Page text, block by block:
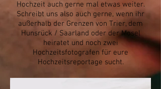
Hochzeit auch gerne mal etwas weiter.
Schreibt uns also auch gerne, wenn ihr
außerhalb der Grenzen von Trier, dem
Hunsrück / Saarland oder der Mosel
heiratet und noch zwei
Hochzeitsfotografen für eure
Hochzeitsreportage sucht.